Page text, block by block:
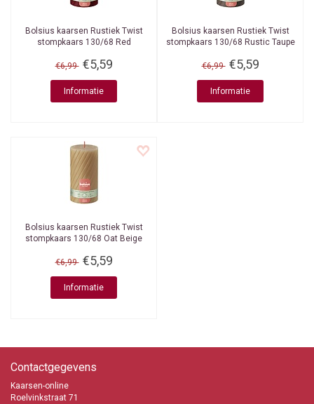
Bolsius kaarsen Rustiek Twist
stompkaars 130/68 Red
€6,99 €5,59
Informatie
Bolsius kaarsen Rustiek Twist
stompkaars 130/68 Rustic Taupe
€6,99 €5,59
Informatie
Bolsius kaarsen Rustiek Twist
stompkaars 130/68 Oat Beige
€6,99 €5,59
Informatie
Contactgegevens
Kaarsen-online
Roelvinkstraat 71